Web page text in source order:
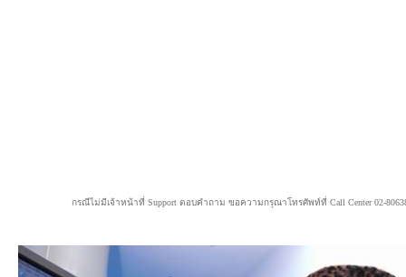
กรณีไม่มีเจ้าหน้าที่ Support ตอบคำถาม ขอความกรุณาโทรศัพท์ที่ Call Center 02-